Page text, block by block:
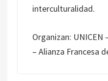
interculturalidad.
Organizan: UNICEN
– Alianza Francesa